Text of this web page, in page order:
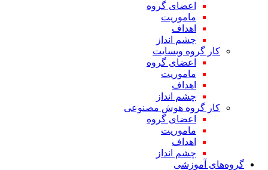
اعضای گروه
ماموریت
اهداف
چشم انداز
کار گروه وبسایت
اعضای گروه
ماموریت
اهداف
چشم انداز
کار گروه هوش مصنوعی
اعضای گروه
ماموریت
اهداف
چشم انداز
گروه‌های آموزشی